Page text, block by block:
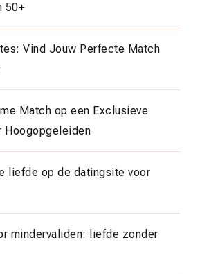
50+
Vind Jouw Perfecte Match
Match op een Exclusieve
Hoogopgeleiden
liefde op de datingsite voor
mindervaliden: liefde zonder